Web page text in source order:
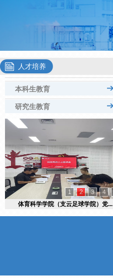
人才培养
本科生教育
专业设置
教学文件
课表浏览
教务通知
校教务管理
研究生教育
硕导名单
培养工作
思政工作
学位工作
管理文件 1 2 3 4
体育科学学院（支云足球学院）党...